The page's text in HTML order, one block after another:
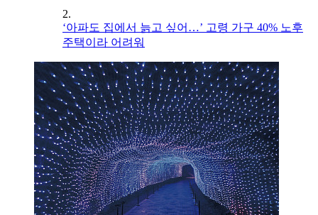
2.
‘아파도 집에서 늙고 싶어…’ 고령 가구 40% 노후
주택이라 어려워